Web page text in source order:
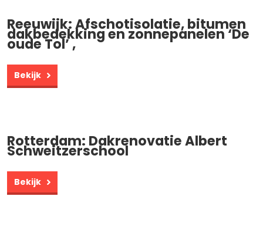
Reeuwijk: Afschotisolatie, bitumen
dakbedekking en zonnepanelen ‘De
oude Tol’ ,
Bekijk
Rotterdam: Dakrenovatie Albert
Schweitzerschool
Bekijk